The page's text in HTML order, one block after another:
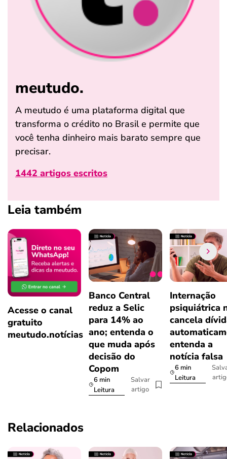
meutudo.
A meutudo é uma plataforma digital que
transforma o crédito no Brasil e permite que
você tenha dinheiro mais barato sempre que
precisar.
1442 artigos escritos
Leia também
Acesse o canal
gratuito
meutudo.notícias
Banco Central
reduz a Selic
para 14% ao
ano; entenda o
que muda após
decisão do
Copom
6 min
Leitura
Salvar
artigo
Internação
psiquiátrica
cancela
entenda a
notícia falsa
6 min
Leitura
Relacionados